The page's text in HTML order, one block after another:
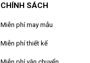
CHÍNH SÁCH
Miễn phí may mẫu
Miễn phí thiết kế